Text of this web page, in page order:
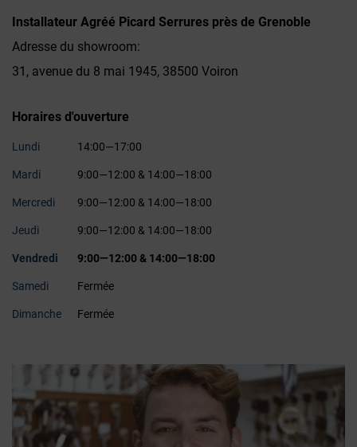
Installateur Agréé Picard Serrures près de Grenoble
Adresse du showroom:
31, avenue du 8 mai 1945, 38500 Voiron
Horaires d'ouverture
Lundi 14:00—17:00
Mardi 9:00—12:00 & 14:00—18:00
Mercredi 9:00—12:00 & 14:00—18:00
Jeudi 9:00—12:00 & 14:00—18:00
Vendredi 9:00—12:00 & 14:00—18:00
Samedi Fermée
Dimanche Fermée